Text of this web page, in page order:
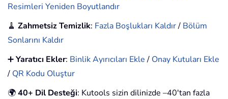
Resimleri Yeniden Boyutlandır
🧹 Zahmetsiz Temizlik: Fazla Boşlukları Kaldır/ Bölüm
Sonlarını Kaldır
➕Yaratıcı Ekler: Binlik Ayırıcıları Ekle/ Onay Kutuları Ekle
/ QR Kodu Oluştur
🌍40+ Dil Desteği: Kutools sizin dilinizde –40'tan fazla